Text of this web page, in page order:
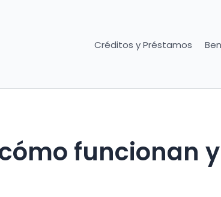
Créditos y Préstamos
funcionan y